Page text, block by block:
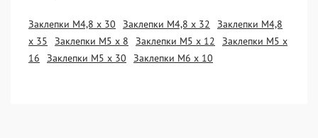
Заклепки М4,8 х 30 Заклепки М4,8 х 32
Заклепки М4,8
х 35
Заклепки М5 х 8 Заклепки М5 х 12
Заклепки М5 х
16
Заклепки М5 х 30 Заклепки М6 х 10